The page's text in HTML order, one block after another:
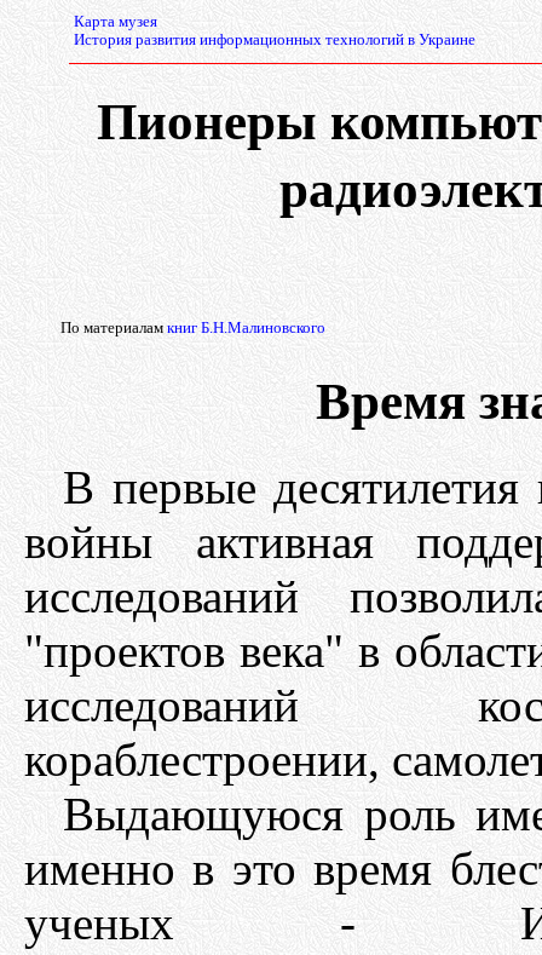
Карта музея
История развития информационных технологий в Украине
Пионеры
По материалам книг Б.Н.Малиновского
Время
В первые
войны активная
исследований
"проектов века" в
исследований
кораблестроении,
Выдающуюся роль
именно в это время
ученых -